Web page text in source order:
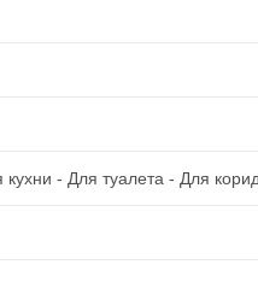
- Для туалета - Для